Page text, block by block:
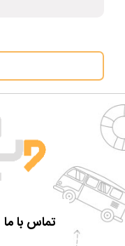
تماس با ما